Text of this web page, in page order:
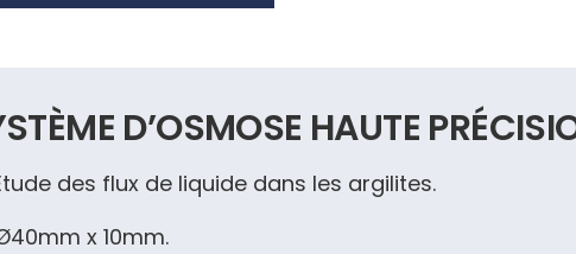
D’OSMOSE HAUTE
des flux de liquide dans les argilites.
x 10mm.